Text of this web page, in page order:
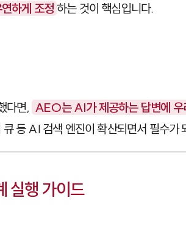
하게 조정 하는 것이 핵심입니다.
다면, AEO는 AI가 제공하는 답변에 우
등 AI 검색 엔진이 확산되면서 필수가
실행 가이드